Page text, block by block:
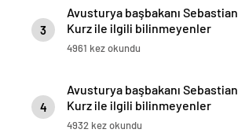
3
Avusturya başbakanı Sebastian
Kurz ile ilgili bilinmeyenler
4961 kez okundu
4
Avusturya başbakanı Sebastian
Kurz ile ilgili bilinmeyenler
4932 kez okundu